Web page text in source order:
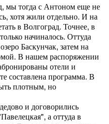
мы тогда с Антоном еще не
хотя жили отдельно. И на
в Волгоград. Точнее, в
начиналось. Оттуда
Баскунчак, затем на
В нашем распоряжении
отели и
составлена программа. В
плотным, но
и договорились
а оттуда в